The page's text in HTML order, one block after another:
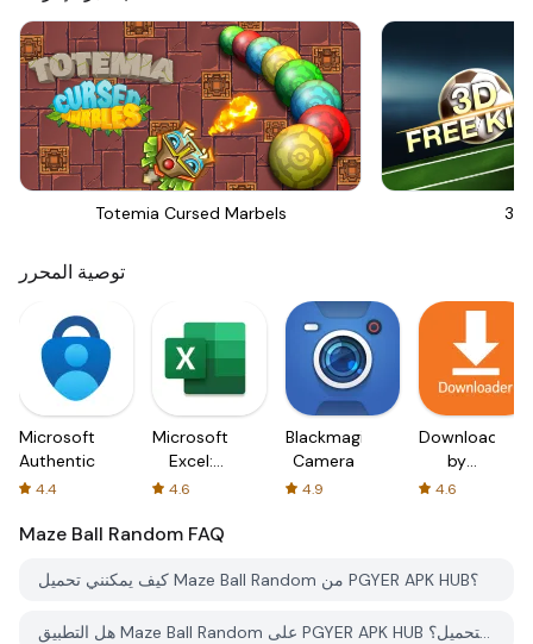
Totemia Cursed Marbels 3D
توصية المحرر
Microsoft
Authenticator
4.4
Microsoft
Excel:
Spreadsheets
4.6
Blackmagic
Camera
4.9
Downloader
by
AFTVnews
4.6
Maze Ball Random FAQ
كيف يمكنني تحميل Maze Ball Random من PGYER APK HUB؟
هل التطبيق Maze Ball Random على PGYER APK HUB مجاني للتحميل؟